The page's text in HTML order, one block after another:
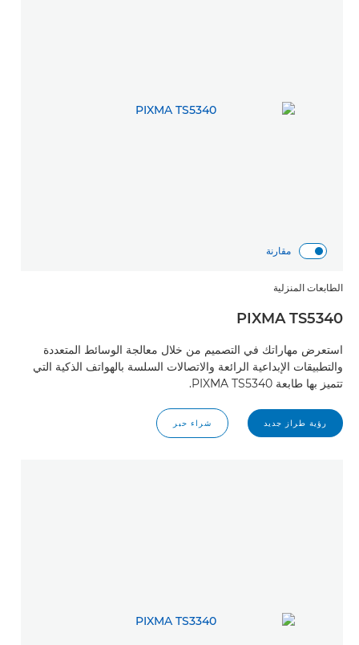
مقارنة
الطابعات المنزلية
PIXMA TS5340
استعرض مهاراتك في التصميم من خلال معالجة الوسائط المتعددة
والتطبيقات الإبداعية الرائعة والاتصالات السلسة بالهواتف الذكية التي
تتميز بها طابعة PIXMA TS5340.
رؤية طراز جديد شراء حبر